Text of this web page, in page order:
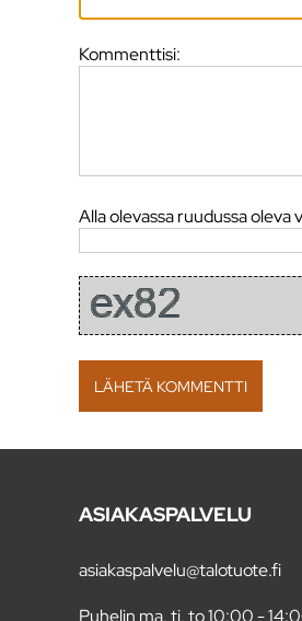
Kommenttisi:
Alla olevassa ruudussa oleva
ASIAKASPALVELU
asiakaspalvelu@talotuote.fi
Puhelin ma, ti, to 10:00 -